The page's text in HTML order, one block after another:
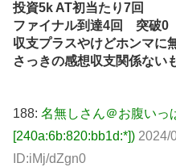
投資5k AT初当たり7回
ファイナル到達4回 突破0
収支プラスやけどホンマに
さっきの感想収支関係ない
188: 名無しさん＠お腹いっ
[240a:6b:820:bb1d:*]) 2024/
ID:iMj/dZgn0